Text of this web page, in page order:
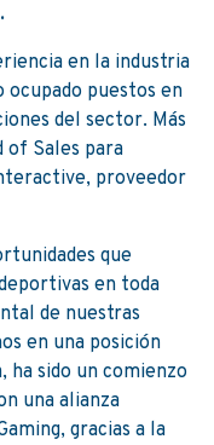
en la industria
ocupado puestos en
del sector. Más
of Sales para
proveedor
que
en toda
de nuestras
en una posición
ha sido un comienzo
una alianza
gracias a la